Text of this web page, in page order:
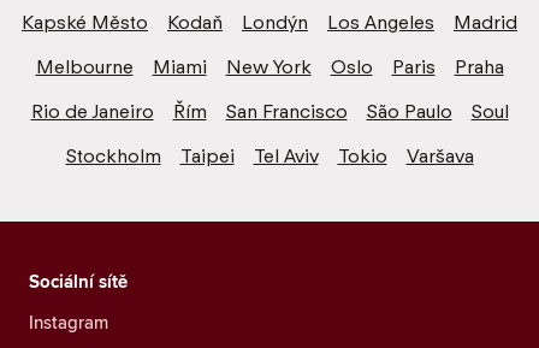
Kapské Město
Kodaň Londýn Los Angeles
Madrid
Melbourne
Miami New York Oslo Paris
Praha
Rio de Janeiro
Řím San Francisco São Paulo
Soul
Stockholm
Taipei Tel Aviv Tokio Varšava
Sociální sítě
Instagram